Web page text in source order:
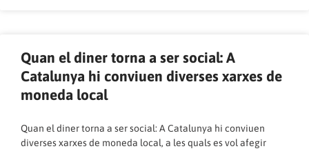
Quan el diner torna a ser social: A
Catalunya hi conviuen diverses xarxes de
moneda local
Quan el diner torna a ser social: A Catalunya hi conviuen
diverses xarxes de moneda local, a les quals es vol afegir